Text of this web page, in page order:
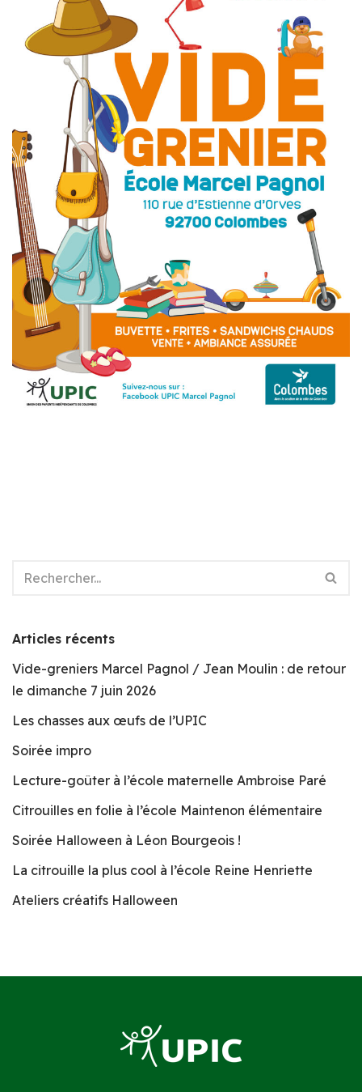
Articles récents
Vide-greniers Marcel Pagnol / Jean Moulin : de retour
le dimanche 7 juin 2026
Les chasses aux œufs de l’UPIC
Soirée impro
Lecture-goûter à l’école maternelle Ambroise Paré
Citrouilles en folie à l’école Maintenon élémentaire
Soirée Halloween à Léon Bourgeois !
La citrouille la plus cool à l’école Reine Henriette
Ateliers créatifs Halloween